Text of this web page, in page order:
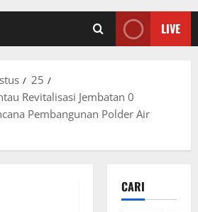
LIVE
25
Revitalisasi Jembatan 0
Pembangunan Polder Air
CARI